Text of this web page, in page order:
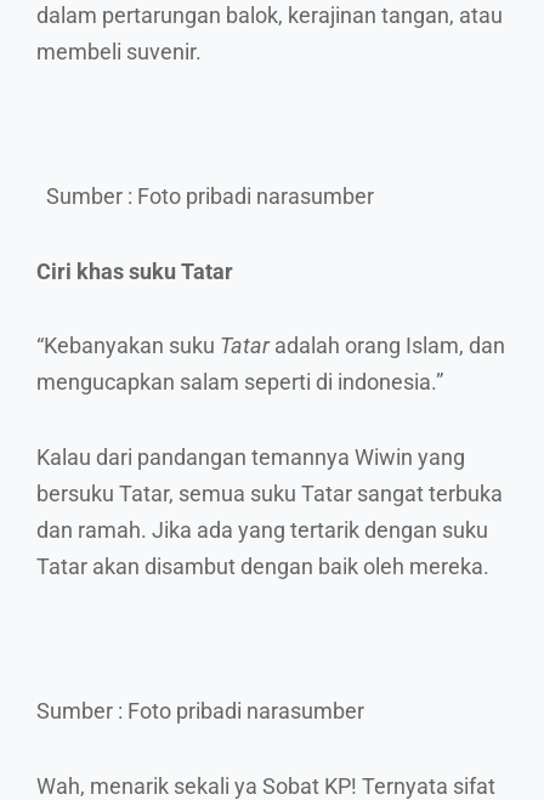
dalam pertarungan balok, kerajinan tangan, atau
membeli suvenir.
Sumber : Foto pribadi narasumber
Ciri khas suku Tatar
“Kebanyakan suku Tataradalah orang Islam, dan
mengucapkan salam seperti di indonesia.”
Kalau dari pandangan temannya Wiwin yang
bersuku Tatar, semua suku Tatar sangat terbuka
dan ramah. Jika ada yang tertarik dengan suku
Tatar akan disambut dengan baik oleh mereka.
Sumber : Foto pribadi narasumber
Wah, menarik sekali ya Sobat KP! Ternyata sifat